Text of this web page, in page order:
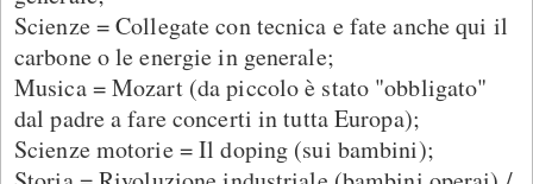
Scienze = Collegate con tecnica e fate anche qui il
carbone o le energie in generale;
Musica = Mozart (da piccolo è stato "obbligato"
dal padre a fare concerti in tutta Europa);
Scienze motorie = Il doping (sui bambini);